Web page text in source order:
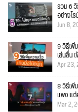
รวม 6
อย่างไ
Jun 8,
9 วิธีเพิ่
เล่นลื่น
Apr 23,
8 วิธีเพิ่
แพง แ
Mar 2,